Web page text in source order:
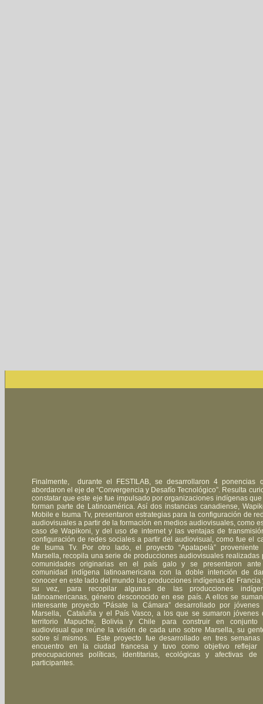
Finalmente, durante el FESTILAB, se desarrollaron 4 ponencias
abordaron el eje de “Convergencia y Desafío Tecnológico”. Resulta
constatar que este eje fue impulsado por organizaciones indígenas
forman parte de Latinoamérica. Así dos instancias canadiense,
Mobile e Isuma Tv, presentaron estrategias para la configuración de
audiovisuales a partir de la formación en medios audiovisuales, como
caso de Wapikoni, y del uso de internet y las ventajas de
configuración de redes sociales a partir del audiovisual, como fue el
de Isuma Tv. Por otro lado, el proyecto “Apatapelà” proveniente
Marsella, recopila una serie de producciones audiovisuales realizadas
comunidades originarias en el país galo y se presentaron
comunidad indígena latinoamericana con la doble intención de
conocer en este lado del mundo las producciones indígenas de Francia
su vez, para recopilar algunas de las producciones
latinoamericanas, género desconocido en ese país. A ellos se
interesante proyecto “Pásate la Cámara” desarrollado por jóvenes
Marsella, Cataluña y el País Vasco, a los que se sumaron jóvenes
territorio Mapuche, Bolivia y Chile para construir en conjunto
audiovisual que reúne la visión de cada uno sobre Marsella, su
sobre sí mismos. Este proyecto fue desarrollado en tres semanas
encuentro en la ciudad francesa y tuvo como objetivo reflejar
preocupaciones políticas, identitarias, ecológicas y afectivas de
participantes.